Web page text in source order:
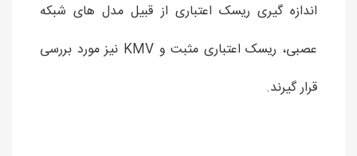
اندازه گیری ریسک اعتباری از قبیل مدل های شبکه
عصبی، ریسک اعتباری مثبت و KMV نیز مورد بررسی
قرار گیرند.